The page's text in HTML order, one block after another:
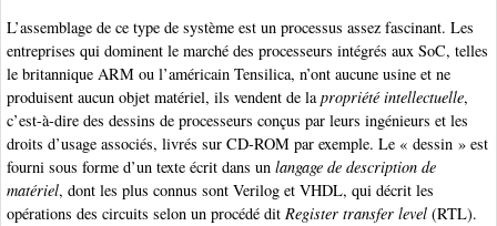
L’assemblage de ce type de système est un processus assez fascinant. Les
entreprises qui dominent le marché des processeurs intégrés aux SoC, telles
le britannique ARM ou l’américain Tensilica, n’ont aucune usine et ne
produisent aucun objet matériel, ils vendent de lapropriété intellectuelle,
c’est-à-dire des dessins de processeurs conçus par leurs ingénieurs et les
droits d’usage associés, livrés sur CD-ROM par exemple. Le « dessin » est
fourni sous forme d’un texte écrit dans un langage de description de
matériel, dont les plus connus sont Verilog et VHDL, qui décrit les
opérations des circuits selon un procédé dit Register transfer level (RTL).